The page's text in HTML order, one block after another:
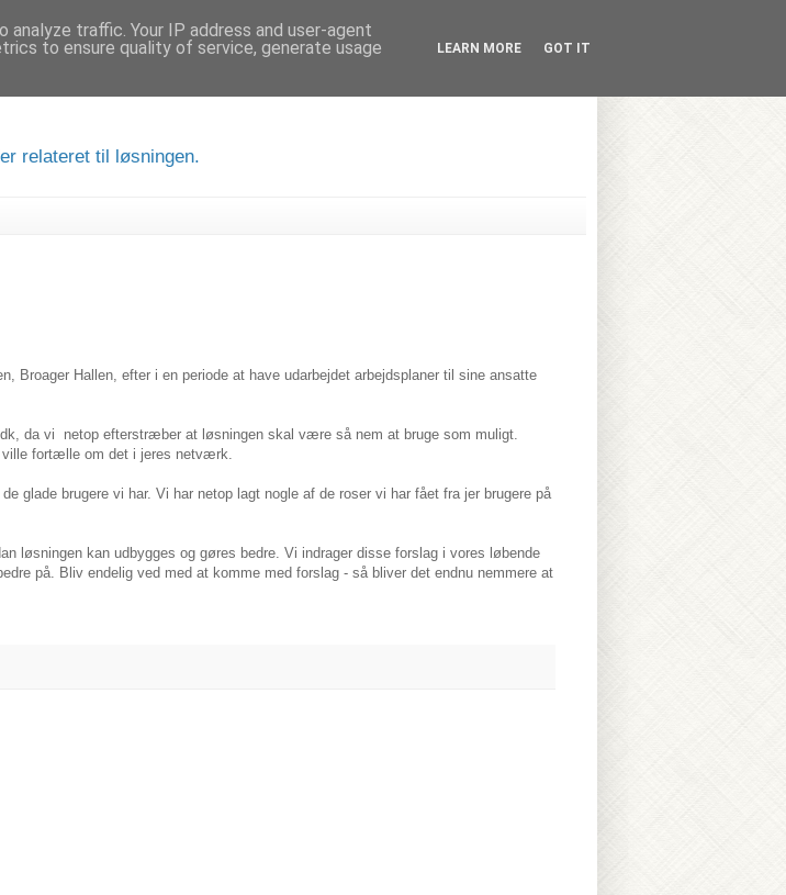
relateret til løsningen.
Broager Hallen, efter i en periode at have udarbejdet arbejdsplaner til sine ansatte
da vi netop efterstræber at løsningen skal være så nem at bruge som muligt.
fortælle om det i jeres netværk.
glade brugere vi har. Vi har netop lagt nogle af de roser vi har fået fra jer brugere på
løsningen kan udbygges og gøres bedre. Vi indrager disse forslag i vores løbende
på. Bliv endelig ved med at komme med forslag - så bliver det endnu nemmere at
traffic. Your IP address and user-agent
to ensure quality of service, generate usage
LEARN MORE GOT IT